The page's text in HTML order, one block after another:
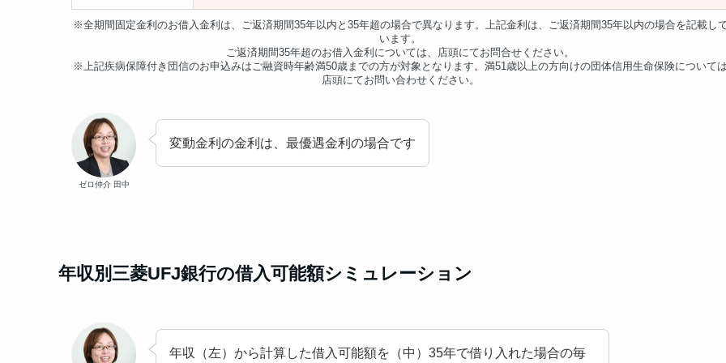
※全期間固定金利のお借入金利は、ご返済期間35年以内と35年超の場合で異なります。上記金利は、ご返済期間35年以内の場合を記載し
います。
ご返済期間35年超のお借入金利については、店頭にてお問合せください。
※上記疾病保障付き団信のお申込みはご融資時年齢満50歳までの方が対象となります。満51歳以上の方向けの団体信用生命保険について
店頭にてお問い合わせください。
ゼロ仲介 田中
変動金利の金利は、最優遇金利の場合です
年収別三菱UFJ銀行の借入可能額シミュレーション
年収（左）から計算した借入可能額を（中）35年で借り入れた場合の毎